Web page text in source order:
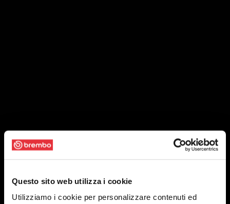
Questo sito web utilizza i cookie
Utilizziamo i cookie per personalizzare contenuti ed